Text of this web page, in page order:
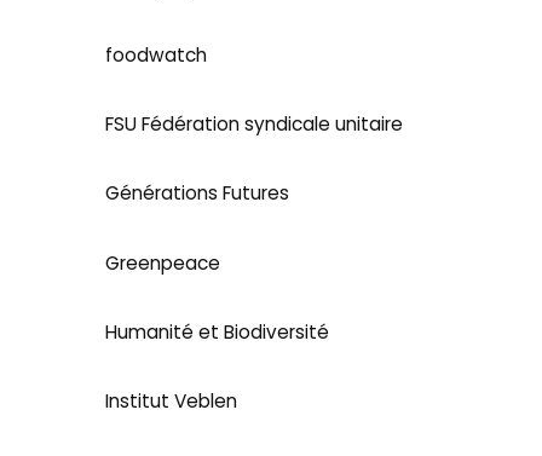
foodwatch
FSU Fédération syndicale unitaire
Générations Futures
Greenpeace
Humanité et Biodiversité
Institut Veblen